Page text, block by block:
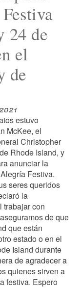
24 de
el
de
estuvo
McKee, el
Christopher
Rhode Island, y
anunciar la
Festiva.
seres queridos
la
trabajar con
de que
que están
estado o en el
Island durante
de agradecer a
quienes sirven a
festiva. Espero